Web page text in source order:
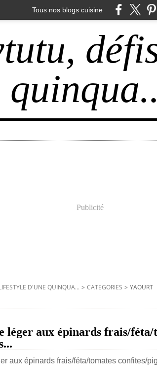
Tous nos blogs cuisine
Publicité
D'UNE QUINQUA... > CATEGORIES > YAOURT
léger aux épinards frais/féta/